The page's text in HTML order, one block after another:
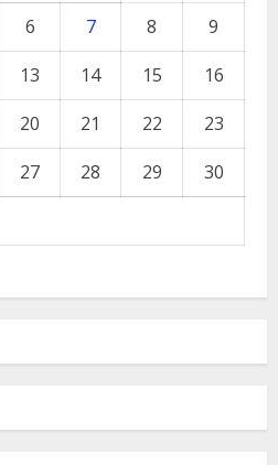
6 7 8
9
13 14 15
16
20 21 22
23
27 28 29
30